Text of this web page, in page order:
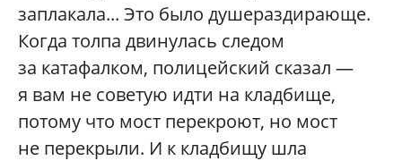
заплакала... Это было душераздирающе.
Когда толпа двинулась следом
за катафалком, полицейский сказал —
я вам не советую идти на кладбище,
потому что мост перекроют, но мост
не перекрыли. И к кладбищу шла